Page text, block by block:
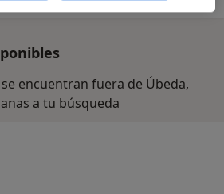
encuentran fuera de Úbeda,
a tu búsqueda